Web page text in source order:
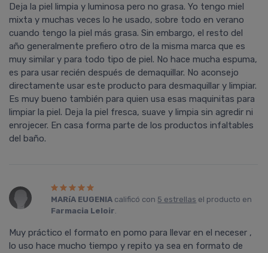
Deja la piel limpia y luminosa pero no grasa. Yo tengo miel
mixta y muchas veces lo he usado, sobre todo en verano
cuando tengo la piel más grasa. Sin embargo, el resto del
año generalmente prefiero otro de la misma marca que es
muy similar y para todo tipo de piel. No hace mucha espuma,
es para usar recién después de demaquillar. No aconsejo
directamente usar este producto para desmaquillar y limpiar.
Es muy bueno también para quien usa esas maquinitas para
limpiar la piel. Deja la piel fresca, suave y limpia sin agredir ni
enrojecer. En casa forma parte de los productos infaltables
del baño.
MARíA EUGENIA calificó con 5 estrellas el producto en
Farmacia Leloir.
Muy práctico el formato en pomo para llevar en el neceser ,
lo uso hace mucho tiempo y repito ya sea en formato de